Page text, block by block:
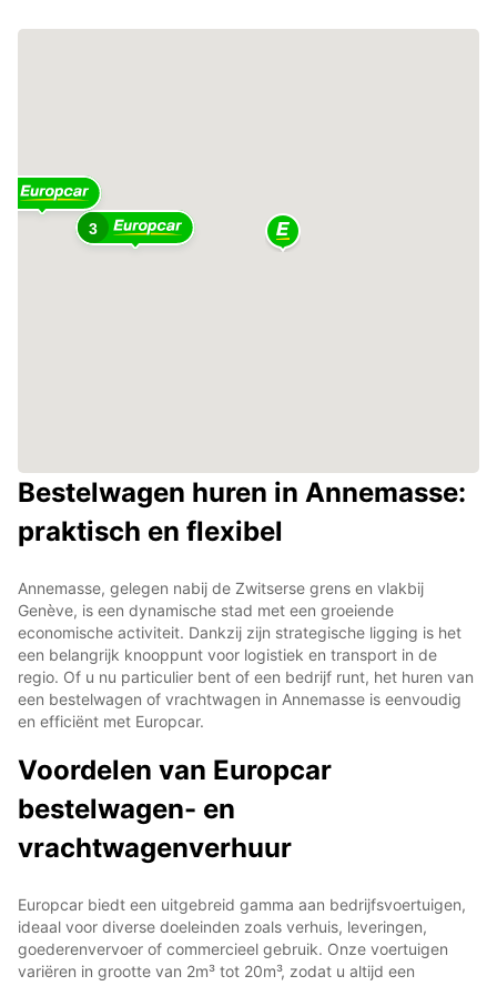
3
Bestelwagen huren in Annemasse:
praktisch en flexibel
Annemasse, gelegen nabij de Zwitserse grens en vlakbij
Genève, is een dynamische stad met een groeiende
economische activiteit. Dankzij zijn strategische ligging is het
een belangrijk knooppunt voor logistiek en transport in de
regio. Of u nu particulier bent of een bedrijf runt, het huren van
een bestelwagen of vrachtwagen in Annemasse is eenvoudig
en efficiënt met Europcar.
Voordelen van Europcar
bestelwagen- en
vrachtwagenverhuur
Europcar biedt een uitgebreid gamma aan bedrijfsvoertuigen,
ideaal voor diverse doeleinden zoals verhuis, leveringen,
goederenvervoer of commercieel gebruik. Onze voertuigen
variëren in grootte van 2m³ tot 20m³, zodat u altijd een